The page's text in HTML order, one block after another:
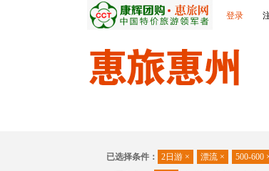
登录
已选择条件： 2日游 × 漂流 × 500-600